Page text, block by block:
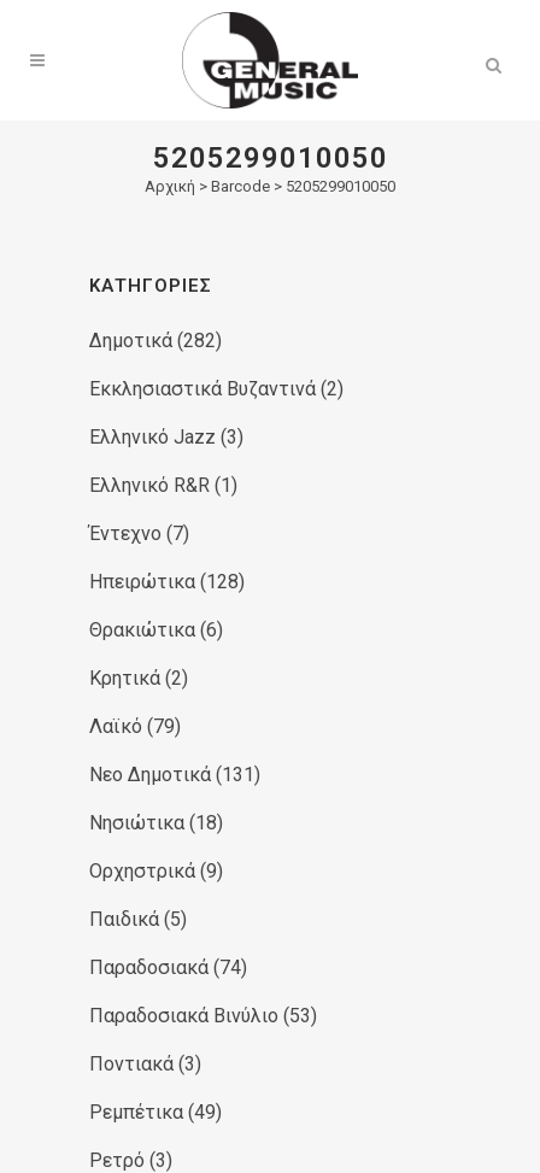
5205299010050
Αρχική > Barcode > 5205299010050
ΚΑΤΗΓΟΡΊΕΣ
Δημοτικά (282)
Εκκλησιαστικά Βυζαντινά (2)
Ελληνικό Jazz (3)
Ελληνικό R&R (1)
Έντεχνο (7)
Ηπειρώτικα (128)
Θρακιώτικα (6)
Κρητικά (2)
Λαϊκό (79)
Νεο Δημοτικά (131)
Νησιώτικα (18)
Ορχηστρικά (9)
Παιδικά (5)
Παραδοσιακά (74)
Παραδοσιακά Βινύλιο (53)
Ποντιακά (3)
Ρεμπέτικα (49)
Ρετρό (3)